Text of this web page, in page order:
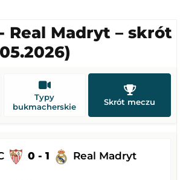
Real Madryt – skrót
Typy
bukmacherskie
Skrót meczu
0 - 1 Real Madryt